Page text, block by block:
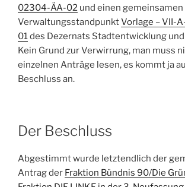
02304-ÄA-02 und einen gemeinsamen
VerwaltungsstandpunktVorlage – VII-
01des Dezernats Stadtentwicklung und
Kein Grund zur Verwirrung, man muss
einzelnen Anträge lesen, es kommt ja
Beschluss an.
Der Beschluss
Abgestimmt wurde letztendlich der
Antrag der Fraktion Bündnis 90/Die